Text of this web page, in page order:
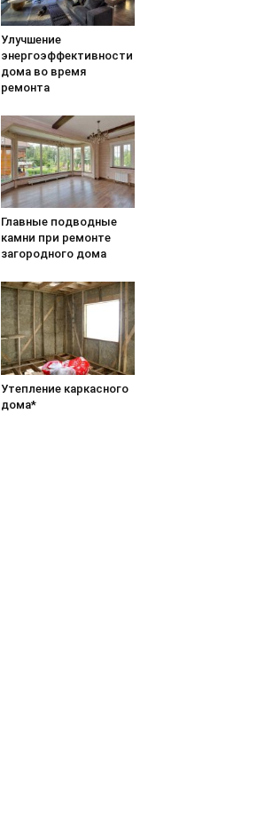
Улучшение
энергоэффективности
дома во время
ремонта
Главные подводные
камни при ремонте
загородного дома
Утепление каркасного
дома*